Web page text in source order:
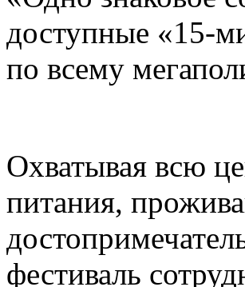
доступные «15-
по всему
Охватывая всю
питания,
фестиваль